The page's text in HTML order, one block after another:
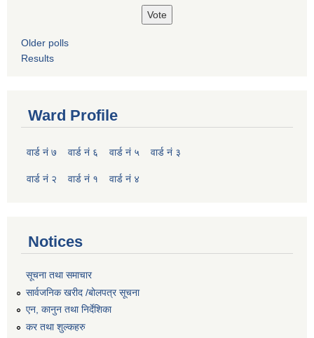
Older polls
Results
Ward Profile
वार्ड नं ७ वार्ड नं ६ वार्ड नं ५ वार्ड नं ३
वार्ड नं २ वार्ड नं १ वार्ड नं ४
Notices
सूचना तथा समाचार
सार्वजनिक खरीद /बोलपत्र सूचना
एन, कानुन तथा निर्देशिका
कर तथा शुल्कहरु